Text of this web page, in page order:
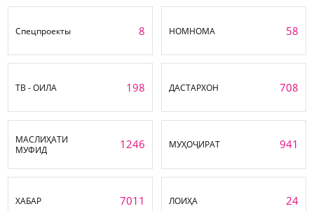
Спецпроекты 8 НОМНОМА 58
ТВ - ОИЛА 198 ДАСТАРХОН 708
МАСЛИҲАТИ
МУФИД
1246 МУҲОҶИРАТ 941
ХАБАР 7011 ЛОИҲА 24